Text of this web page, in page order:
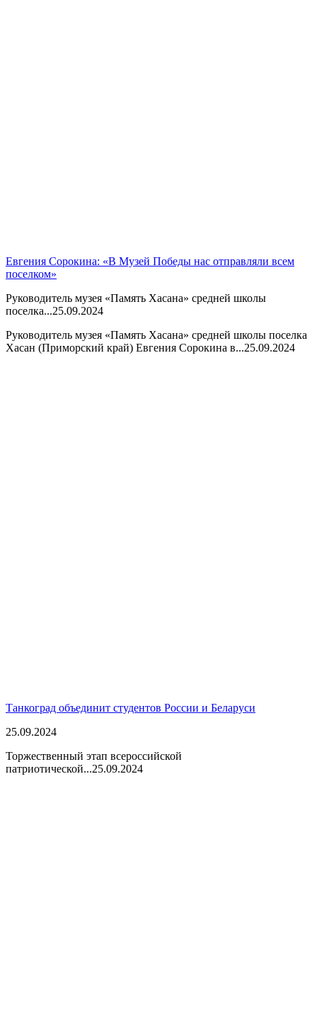
Евгения Сорокина: «В Музей Победы нас отправляли всем
поселком»
Руководитель музея «Память Хасана» средней школы
поселка...25.09.2024
Руководитель музея «Память Хасана» средней школы поселка
Хасан (Приморский край) Евгения Сорокина в...25.09.2024
Танкоград объединит студентов России и Беларуси
25.09.2024
Торжественный этап всероссийской
патриотической...25.09.2024